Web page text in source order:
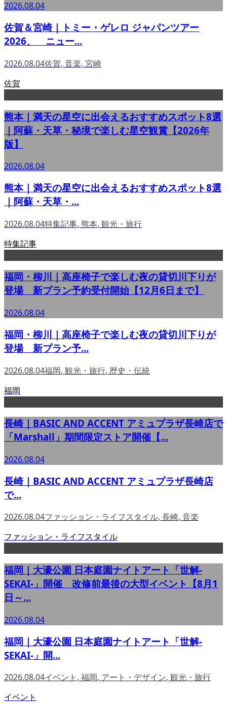
2026.08.04
佐賀＆宮崎｜トミー・ゲレロ ジャパンツアー
2026、 ニュー...
2026.08.04佐賀, 音楽, 宮崎
佐賀
熊本｜満天の星空に出会えるおすすめスポット8選
｜阿蘇・天草・秘境で楽しむ星空観賞【2026年
版】
2026.08.04
熊本｜満天の星空に出会えるおすすめスポット8選
｜阿蘇・天草・...
2026.08.04特集記事, 熊本, 観光・旅行
特集記事
福岡・柳川｜高座椅子で楽しむ夜の貸切川下りが
登場 新プラン予約受付開始【12月6日まで】
2026.08.04
福岡・柳川｜高座椅子で楽しむ夜の貸切川下りが
登場 新プラン予...
2026.08.04福岡, 観光・旅行, 歴史・伝統
福岡
長崎｜BASIC AND ACCENT アミュプラザ長崎店で
「Marshall」期間限定ストア開催【...
2026.08.04
長崎｜BASIC AND ACCENT アミュプラザ長崎店
で...
2026.08.04ファッション・ライフスタイル, 長崎, 音楽
ファッション・ライフスタイル
福岡｜大濠公園 日本庭園ナイトアート「世解-
SEKAI-」開催 改修前最後の大型イベント【8月1
日～...
2026.08.04
福岡｜大濠公園 日本庭園ナイトアート「世解-
SEKAI-」開...
2026.08.04イベント , 福岡, アート・デザイン, 観光・旅行
イベント